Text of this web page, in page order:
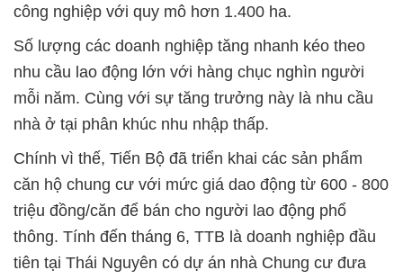
công nghiệp với quy mô hơn 1.400 ha.
Số lượng các doanh nghiệp tăng nhanh kéo theo
nhu cầu lao động lớn với hàng chục nghìn người
mỗi năm. Cùng với sự tăng trưởng này là nhu cầu
nhà ở tại phân khúc nhu nhập thấp.
Chính vì thế, Tiến Bộ đã triển khai các sản phẩm
căn hộ chung cư với mức giá dao động từ 600 - 800
triệu đồng/căn để bán cho người lao động phổ
thông. Tính đến tháng 6, TTB là doanh nghiệp đầu
tiên tại Thái Nguyên có dự án nhà Chung cư đưa